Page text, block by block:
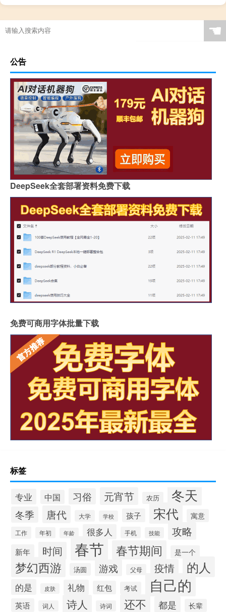
☚
公告
DeepSeek全套部署资料免费下载
免费可商用字体批量下载
标签
专业 中国 习俗 元宵节 农历 冬天
冬季 唐代 大学 学校 孩子 宋代 寓意
工作 年初 年龄 很多人 手机 技能 攻略
新年 时间 春节 春节期间 是一个
梦幻西游 汤圆 游戏 父母 疫情 的人
的是 皮肤 礼物 红包 考试 自己的
英语 词人 诗人 诗词 还不 都是 长辈